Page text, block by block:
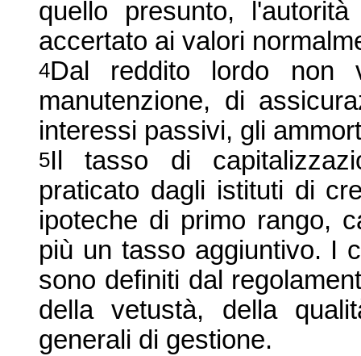
quello presunto,
accertato ai valori
4Dal reddito lordo non
manutenzione, di
interessi passivi, gli
5Il tasso di
praticato dagli istituti di
ipoteche di primo rango,
più un tasso aggiuntivo. I
sono definiti dal
della vetustà, della
generali di gestione.